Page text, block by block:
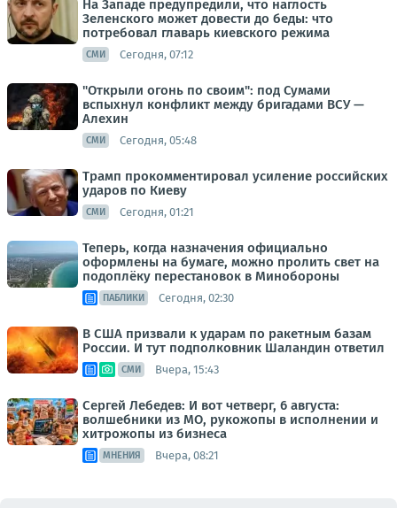
На Западе предупредили, что наглость
Зеленского может довести до беды: что
потребовал главарь киевского режима
СМИ Сегодня, 07:12
"Открыли огонь по своим": под Сумами
вспыхнул конфликт между бригадами ВСУ —
Алехин
СМИ Сегодня, 05:48
Трамп прокомментировал усиление российских
ударов по Киеву
СМИ Сегодня, 01:21
Теперь, когда назначения официально
оформлены на бумаге, можно пролить свет на
подоплёку перестановок в Минобороны
ПАБЛИКИ Сегодня, 02:30
В США призвали к ударам по ракетным базам
России. И тут подполковник Шаландин ответил
СМИ Вчера, 15:43
Сергей Лебедев: И вот четверг, 6 августа:
волшебники из МО, рукожопы в исполнении и
хитрожопы из бизнеса
МНЕНИЯ Вчера, 08:21